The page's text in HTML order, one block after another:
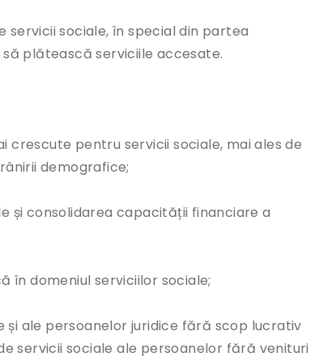
sociale, în special din partea
plătească serviciile accesate.
pentru servicii sociale, mai ales de
demografice;
consolidarea capacității financiare a
domeniul serviciilor sociale;
ale persoanelor juridice fără scop lucrativ
servicii sociale ale persoanelor fără venituri